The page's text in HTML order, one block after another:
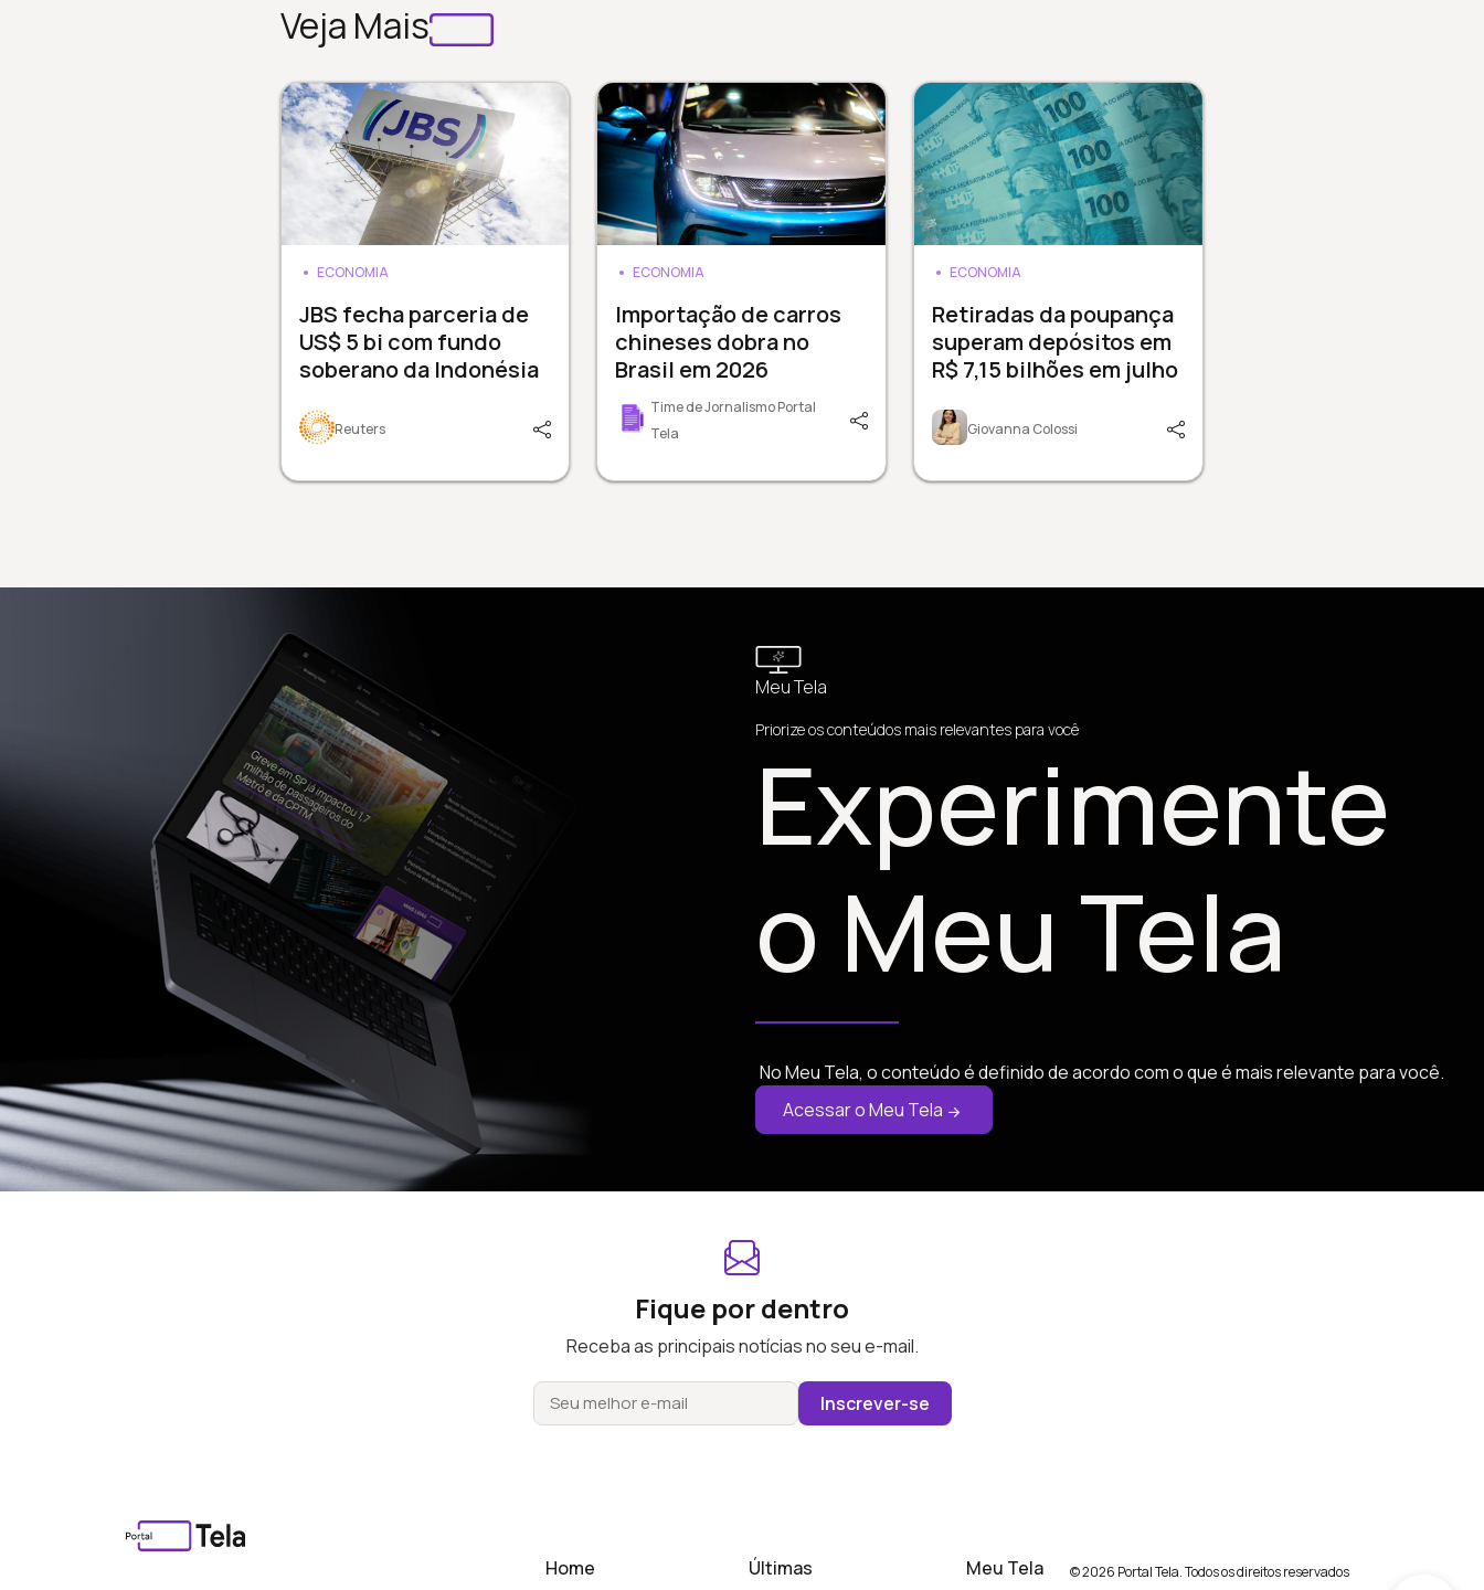
Veja Mais
ECONOMIA
JBS fecha parceria de
US$ 5 bi com fundo
soberano da Indonésia
Reuters
ECONOMIA
Importação de carros
chineses dobra no
Brasil em 2026
Time de Jornalismo Portal
Tela
ECONOMIA
Retiradas da poupança
superam depósitos em
R$ 7,15 bilhões em julho
Giovanna Colossi
Meu Tela
Priorize os conteúdos mais relevantes para você
Experimente
o Meu Tela
No Meu Tela, o conteúdo é definido de acordo com o que é mais relevante para você.
Acessar o Meu Tela
Fique por dentro
Receba as principais notícias no seu e-mail.
Inscrever-se
Home Últimas Meu Tela © 2026 Portal Tela. Todos os direitos reservados